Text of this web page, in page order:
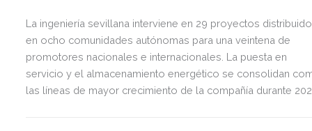
La ingeniería sevillana interviene en 29 proyectos
en ocho comunidades autónomas para una veintena de
promotores nacionales e internacionales. La puesta en
servicio y el almacenamiento energético se consolidan
las líneas de mayor crecimiento de la compañía durante